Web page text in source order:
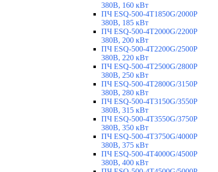
380В, 160 кВт
ПЧ ESQ-500-4T1850G/2000P
380В, 185 кВт
ПЧ ESQ-500-4T2000G/2200P
380В, 200 кВт
ПЧ ESQ-500-4T2200G/2500P
380В, 220 кВт
ПЧ ESQ-500-4T2500G/2800P
380В, 250 кВт
ПЧ ESQ-500-4T2800G/3150P
380В, 280 кВт
ПЧ ESQ-500-4T3150G/3550P
380В, 315 кВт
ПЧ ESQ-500-4T3550G/3750P
380В, 350 кВт
ПЧ ESQ-500-4T3750G/4000P
380В, 375 кВт
ПЧ ESQ-500-4T4000G/4500P
380В, 400 кВт